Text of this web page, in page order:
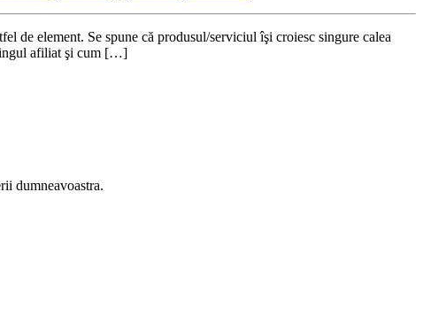
de element. Se spune că produsul/serviciul îşi croiesc singure calea
afiliat şi cum […]
dumneavoastra.